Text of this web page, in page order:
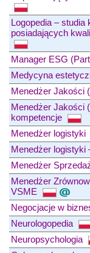
Logopedia – studia
posiadających
Manager ESG
Medycyna
Menedżer Jakości
Menedżer Jakości
kompetencje
Menedżer logistyki
Menedżer logistyki
Menedżer
Menedżer
VSME
Negocjacje w
Neurologopedia
Neuropsychologia